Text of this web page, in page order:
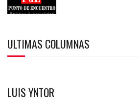
ULTIMAS COLUMNAS
LUIS YNTOR